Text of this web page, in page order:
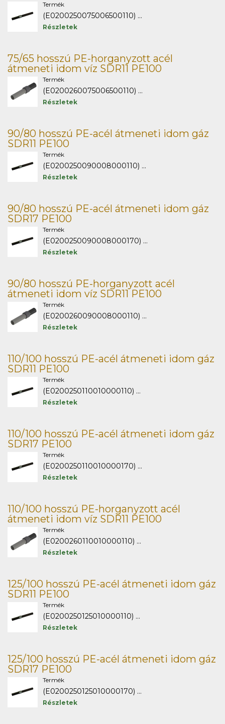
Termék
(E0200250075006500110) ...
Részletek
75/65 hosszú PE-horganyzott acél
átmeneti idom víz SDR11 PE100
Termék
(E0200260075006500110) ...
Részletek
90/80 hosszú PE-acél átmeneti idom gáz
SDR11 PE100
Termék
(E0200250090008000110) ...
Részletek
90/80 hosszú PE-acél átmeneti idom gáz
SDR17 PE100
Termék
(E0200250090008000170) ...
Részletek
90/80 hosszú PE-horganyzott acél
átmeneti idom víz SDR11 PE100
Termék
(E0200260090008000110) ...
Részletek
110/100 hosszú PE-acél átmeneti idom gáz
SDR11 PE100
Termék
(E0200250110010000110) ...
Részletek
110/100 hosszú PE-acél átmeneti idom gáz
SDR17 PE100
Termék
(E0200250110010000170) ...
Részletek
110/100 hosszú PE-horganyzott acél
átmeneti idom víz SDR11 PE100
Termék
(E0200260110010000110) ...
Részletek
125/100 hosszú PE-acél átmeneti idom gáz
SDR11 PE100
Termék
(E0200250125010000110) ...
Részletek
125/100 hosszú PE-acél átmeneti idom gáz
SDR17 PE100
Termék
(E0200250125010000170) ...
Részletek